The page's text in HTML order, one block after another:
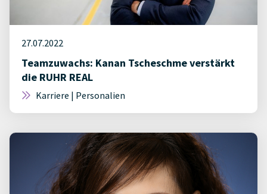
27.07.2022
Teamzuwachs: Kanan Tscheschme verstärkt
die RUHR REAL
Karriere | Personalien